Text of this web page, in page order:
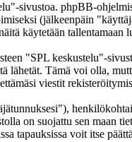
sivustoa. phpBB-
(jälkeenpäin
käytetään tallentamaan
"SPL keskustelu"-
lähetät. Tämä voi olla,
viestit
on suojattu sen maan
tapauksissa voit itse